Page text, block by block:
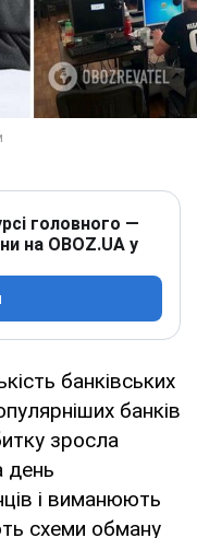
головного —
на OBOZ.UA у
банківських
банків
зросла
день
і виманюють
схеми обману